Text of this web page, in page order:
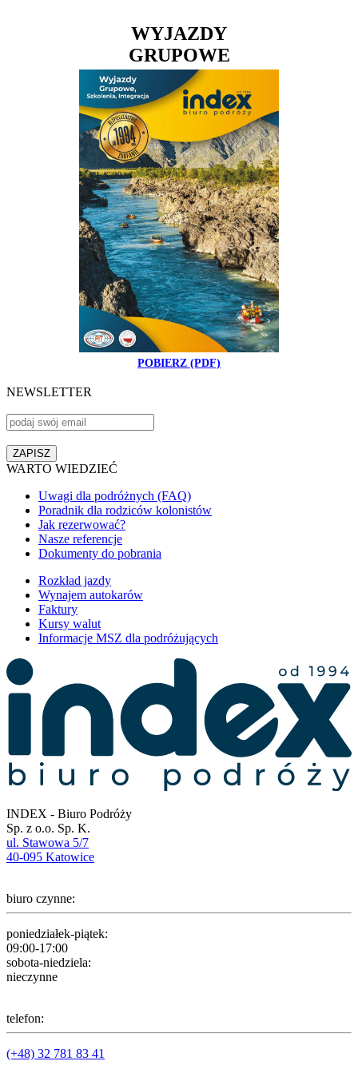
WYJAZDY
GRUPOWE
POBIERZ (PDF)
NEWSLETTER
WARTO WIEDZIEĆ
Uwagi dla podróżnych (FAQ)
Poradnik dla rodziców kolonistów
Jak rezerwować?
Nasze referencje
Dokumenty do pobrania
Rozkład jazdy
Wynajem autokarów
Faktury
Kursy walut
Informacje MSZ dla podróżujących
INDEX - Biuro Podróży
Sp. z o.o. Sp. K.
ul. Stawowa 5/7
40-095 Katowice
biuro czynne:
poniedziałek-piątek:
09:00-17:00
sobota-niedziela:
nieczynne
telefon:
(+48) 32 781 83 41